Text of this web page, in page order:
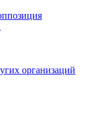
организаций